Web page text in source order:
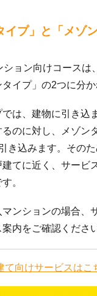
イプ」と「メゾ
ョン向けコースは
イプ」の2つに分か
は、建物に引き込
のに対し、メゾン
き込みます。その
てに近く、サービ
。
マンションの場合、
内をご確認ください
て向けサービスはこ